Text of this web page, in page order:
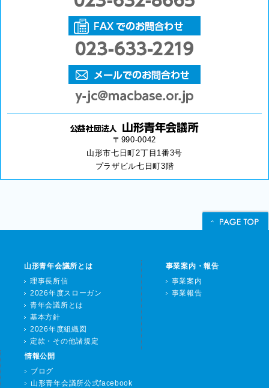
〒990-0042
山形市七日町2丁目1番3号
プラザビル七日町3階
山形青年会議所とは
理事長所信
2026年度スローガン
青年会議所とは
基本方針
2026年度組織図
定款・その他諸規定
事業案内・報告
事業案内
事業報告
情報公開
ブログ
山形青年会議所公式facebook